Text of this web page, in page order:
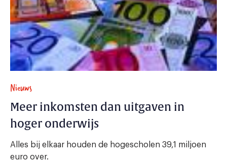
Nieuws
Meer inkomsten dan uitgaven in
hoger onderwijs
Alles bij elkaar houden de hogescholen 39,1 miljoen
euro over.